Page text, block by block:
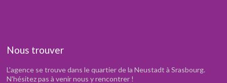
Nous trouver
L'agence se trouve dans le quartier de la Neustadt à Srasbourg.
N'hésitez pas à venir nous y rencontrer !